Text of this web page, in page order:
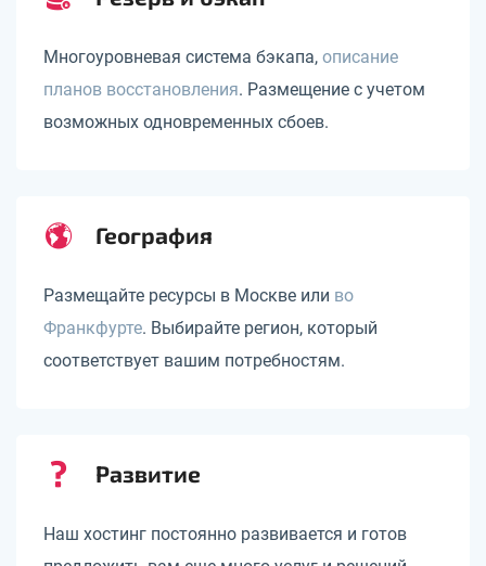
Многоуровневая система бэкапа, описание
планов восстановления. Размещение с учетом
возможных одновременных сбоев.
География
Размещайте ресурсы в Москве или во
Франкфурте. Выбирайте регион, который
соответствует вашим потребностям.
Развитие
Наш хостинг постоянно развивается и готов